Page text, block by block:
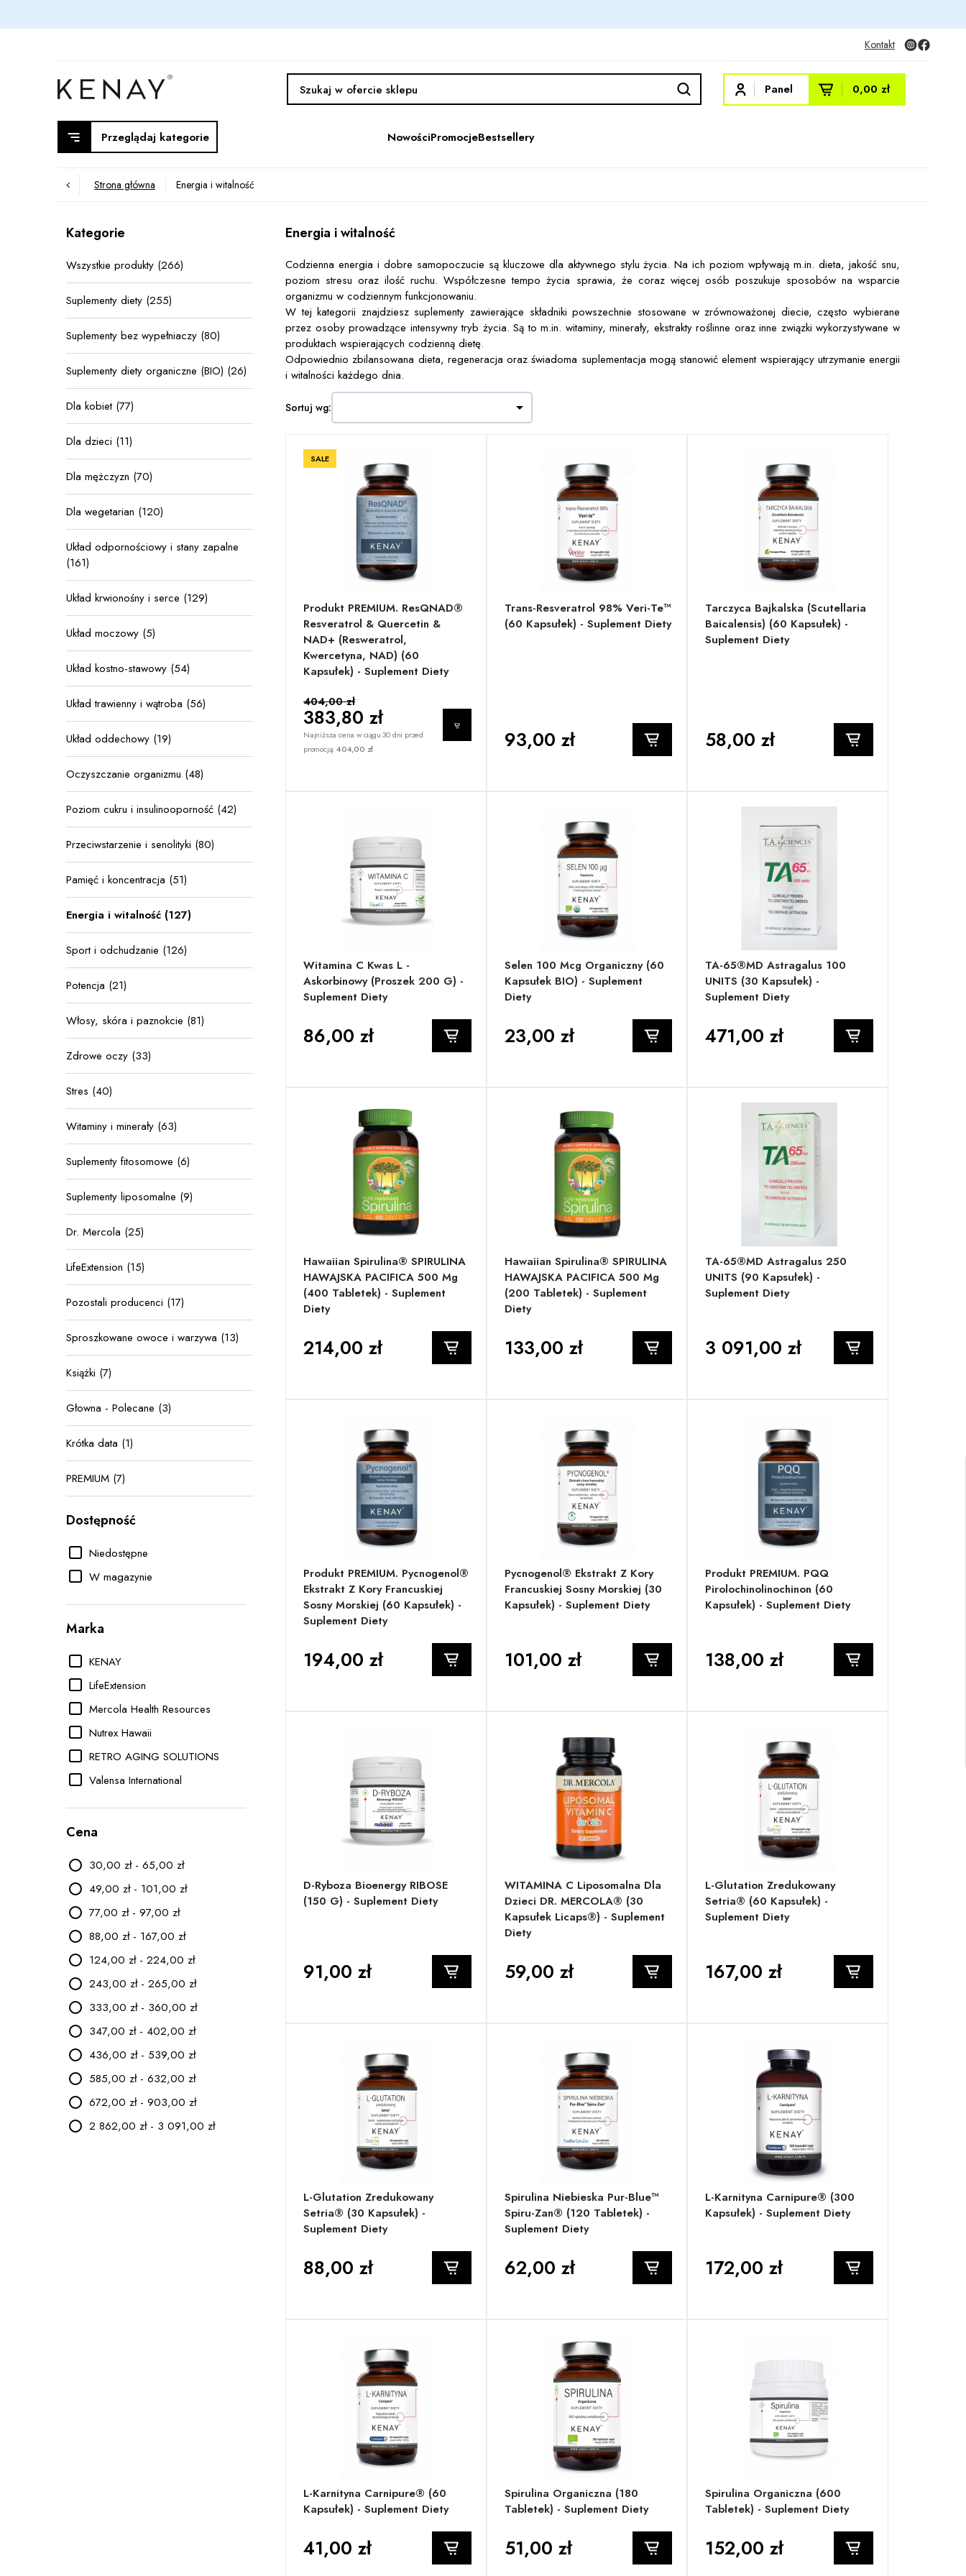
Kontakt
Panel 0,00 zł
Przeglądaj kategorie NowościPromocjeBestsellery
Strona główna Energia i witalność
Kategorie
Wszystkie produkty (266)
Suplementy diety (255)
Suplementy bez wypełniaczy (80)
Suplementy diety organiczne (BIO) (26)
Dla kobiet (77)
Dla dzieci (11)
Dla mężczyzn (70)
Dla wegetarian (120)
Układ odpornościowy i stany zapalne
(161)
Układ krwionośny i serce (129)
Układ moczowy (5)
Układ kostno-stawowy (54)
Układ trawienny i wątroba (56)
Układ oddechowy (19)
Oczyszczanie organizmu (48)
Poziom cukru i insulinooporność (42)
Przeciwstarzenie i senolityki (80)
Pamięć i koncentracja (51)
Energia i witalność (127)
Sport i odchudzanie (126)
Potencja (21)
Włosy, skóra i paznokcie (81)
Zdrowe oczy (33)
Stres (40)
Witaminy i minerały (63)
Suplementy fitosomowe (6)
Suplementy liposomalne (9)
Dr. Mercola (25)
LifeExtension (15)
Pozostali producenci (17)
Sproszkowane owoce i warzywa (13)
Książki (7)
Głowna - Polecane (3)
Krótka data (1)
PREMIUM (7)
Dostępność
Niedostępne
W magazynie
Marka
KENAY
LifeExtension
Mercola Health Resources
Nutrex Hawaii
RETRO AGING SOLUTIONS
Valensa International
Cena
30,00 zł - 65,00 zł
49,00 zł - 101,00 zł
77,00 zł - 97,00 zł
88,00 zł - 167,00 zł
124,00 zł - 224,00 zł
243,00 zł - 265,00 zł
333,00 zł - 360,00 zł
347,00 zł - 402,00 zł
436,00 zł - 539,00 zł
585,00 zł - 632,00 zł
672,00 zł - 903,00 zł
2 862,00 zł - 3 091,00 zł
Energia i witalność
Codzienna energia i dobre samopoczucie są kluczowe dla aktywnego stylu życia. Na ich poziom wpływają m.in. dieta, jakość snu,
poziom stresu oraz ilość ruchu. Współczesne tempo życia sprawia, że coraz więcej osób poszukuje sposobów na wsparcie
organizmu w codziennym funkcjonowaniu.
W tej kategorii znajdziesz suplementy zawierające składniki powszechnie stosowane w zrównoważonej diecie, często wybierane
przez osoby prowadzące intensywny tryb życia. Są to m.in. witaminy, minerały, ekstrakty roślinne oraz inne związki wykorzystywane w
produktach wspierających codzienną dietę.
Odpowiednio zbilansowana dieta, regeneracja oraz świadoma suplementacja mogą stanowić element wspierający utrzymanie energii
i witalności każdego dnia.
Sortuj wg: 
SALE
Produkt PREMIUM. ResQNAD®
Resveratrol & Quercetin &
NAD+ (resweratrol,
Kwercetyna, NAD) (60
Kapsułek) - Suplement Diety
404,00 zł
383,80 zł
Najniższa cena w ciągu 30 dni przed
promocją: 404,00 zł
Trans-Resveratrol 98% Veri-Te™
(60 Kapsułek) - Suplement Diety
93,00 zł
Tarczyca Bajkalska (Scutellaria
Baicalensis) (60 Kapsułek) -
Suplement Diety
58,00 zł
Witamina C Kwas L -
Askorbinowy (proszek 200 G) -
Suplement Diety
86,00 zł
Selen 100 Mcg Organiczny (60
Kapsułek BIO) - Suplement
Diety
23,00 zł
TA-65®MD Astragalus 100
UNITS (30 Kapsułek) -
Suplement Diety
471,00 zł
Hawaiian Spirulina® SPIRULINA
HAWAJSKA PACIFICA 500 Mg
(400 Tabletek) - Suplement
Diety
214,00 zł
Hawaiian Spirulina® SPIRULINA
HAWAJSKA PACIFICA 500 Mg
(200 Tabletek) - Suplement
Diety
133,00 zł
TA-65®MD Astragalus 250
UNITS (90 Kapsułek) -
Suplement Diety
3 091,00 zł
Produkt PREMIUM. Pycnogenol®
Ekstrakt Z Kory Francuskiej
Sosny Morskiej (60 Kapsułek) -
Suplement Diety
194,00 zł
Pycnogenol® Ekstrakt Z Kory
Francuskiej Sosny Morskiej (30
Kapsułek) - Suplement Diety
101,00 zł
Produkt PREMIUM. PQQ
Pirolochinolinochinon (60
Kapsułek) - Suplement Diety
138,00 zł
D-Ryboza Bioenergy RIBOSE
(150 G) - Suplement Diety
91,00 zł
WITAMINA C Liposomalna Dla
Dzieci DR. MERCOLA® (30
Kapsułek Licaps®) - Suplement
Diety
59,00 zł
L-Glutation Zredukowany
Setria® (60 Kapsułek) -
Suplement Diety
167,00 zł
L-Glutation Zredukowany
Setria® (30 Kapsułek) -
Suplement Diety
88,00 zł
Spirulina Niebieska Pur-Blue™
Spiru-Zan® (120 Tabletek) -
Suplement Diety
62,00 zł
L-Karnityna Carnipure® (300
Kapsułek) - Suplement Diety
172,00 zł
L-Karnityna Carnipure® (60
Kapsułek) - Suplement Diety
41,00 zł
Spirulina Organiczna (180
Tabletek) - Suplement Diety
51,00 zł
Spirulina Organiczna (600
Tabletek) - Suplement Diety
152,00 zł